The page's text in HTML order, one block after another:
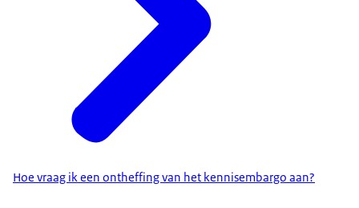
Hoe vraag ik een ontheffing van het kennisembargo aan?